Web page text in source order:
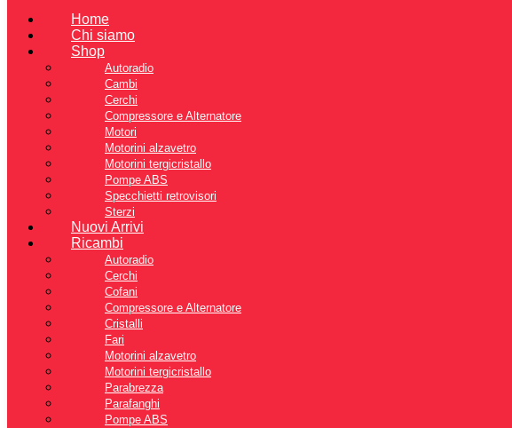
Home
Chi siamo
Shop
Autoradio
Cambi
Cerchi
Compressore e Alternatore
Motori
Motorini alzavetro
Motorini tergicristallo
Pompe ABS
Specchietti retrovisori
Sterzi
Nuovi Arrivi
Ricambi
Autoradio
Cerchi
Cofani
Compressore e Alternatore
Cristalli
Fari
Motorini alzavetro
Motorini tergicristallo
Parabrezza
Parafanghi
Pompe ABS